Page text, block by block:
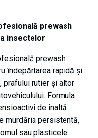
prewash
insectelor
prewash
îndepărtarea rapidă și
prafului rutier și altor
Formula
de înaltă
murdăria persistentă,
sau plasticele